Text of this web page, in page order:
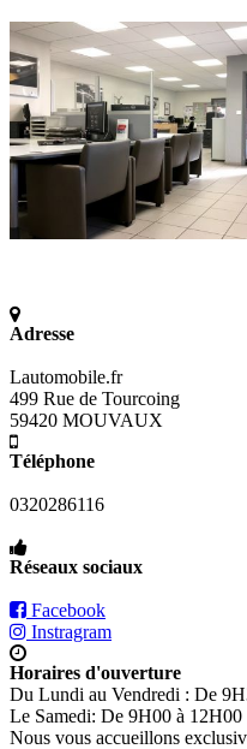
Adresse
Lautomobile.fr
499 Rue de Tourcoing
59420 MOUVAUX
Téléphone
0320286116
Réseaux sociaux
Facebook
Instragram
Horaires d'ouverture
Du Lundi au Vendredi : De
Le Samedi: De 9H00 à 12H00
Nous vous accueillons